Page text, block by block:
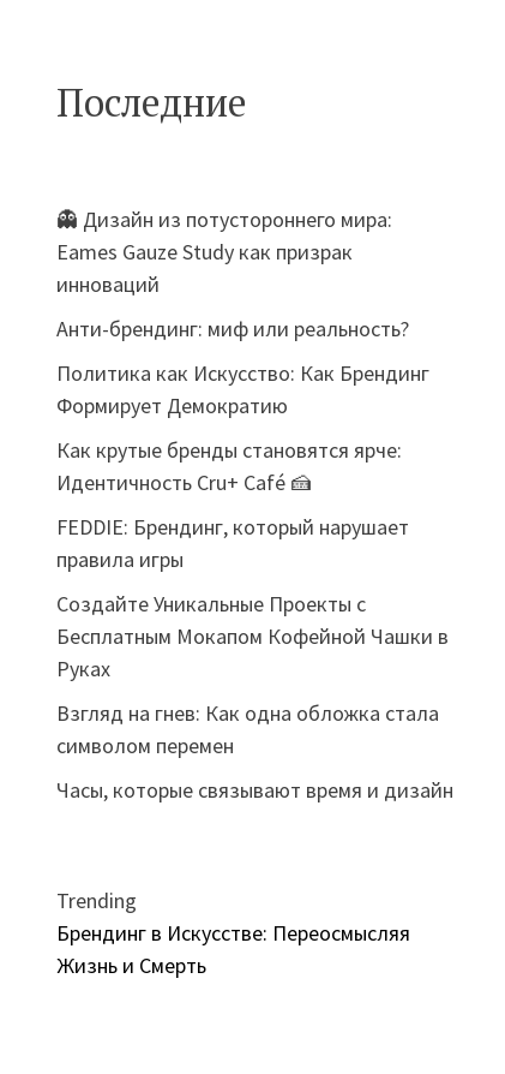
Последние
👻 Дизайн из потустороннего мира:
Eames Gauze Study как призрак
инноваций
Анти-брендинг: миф или реальность?
Политика как Искусство: Как Брендинг
Формирует Демократию
Как крутые бренды становятся ярче:
Идентичность Cru+ Café 🍰
FEDDIE: Брендинг, который нарушает
правила игры
Создайте Уникальные Проекты с
Бесплатным Мокапом Кофейной Чашки в
Руках
Взгляд на гнев: Как одна обложка стала
символом перемен
Часы, которые связывают время и дизайн
Trending
Брендинг в Искусстве: Переосмысляя
Жизнь и Смерть